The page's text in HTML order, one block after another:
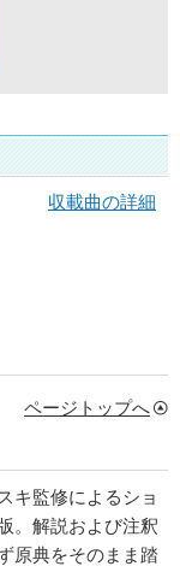
収載曲の詳細
ページトップへ
キ監修によるショ
。解説および注釈
原典をそのまま踏